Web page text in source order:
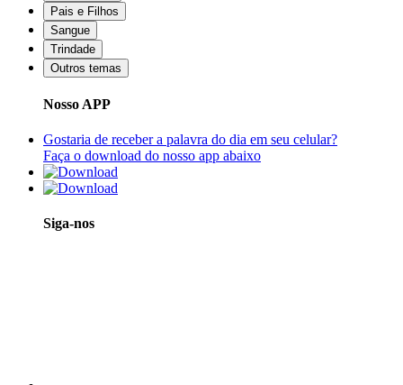
Pais e Filhos
Sangue
Trindade
Outros temas
Nosso APP
Gostaria de receber a palavra do dia em seu celular?
Faça o download do nosso app abaixo
Siga-nos